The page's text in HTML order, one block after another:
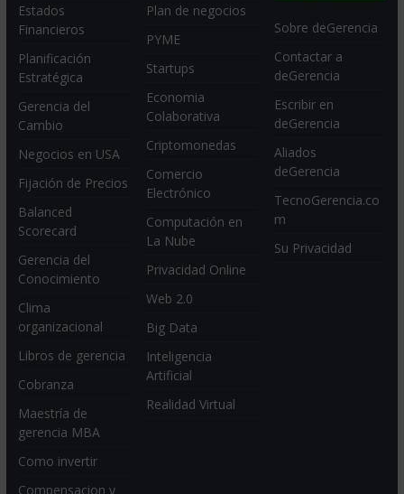
Estados
Financieros
Planificación
Estratégica
Gerencia del
Cambio
Negocios en USA
Fijación de Precios
Balanced
Scorecard
Gerencia del
Conocimiento
Clima
organizacional
Libros de gerencia
Cobranza
Maestría de
gerencia MBA
Como invertir
Compensacion y
Plan de negocios
PYME
Startups
Economia
Colaborativa
Criptomonedas
Comercio
Electrónico
Computación en
La Nube
Privacidad Online
Web 2.0
Big Data
Inteligencia
Artificial
Realidad Virtual
Sobre deGerencia
Contactar a
deGerencia
Escribir en
deGerencia
Aliados
deGerencia
TecnoGerencia.co
m
Su Privacidad